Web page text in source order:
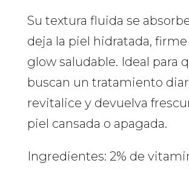
Su textura fluida se
deja la piel hidratada,
glow saludable. Ideal para
buscan un tratamiento
revitalice y devuelva
piel cansada o apagada.
Ingredientes: 2% de